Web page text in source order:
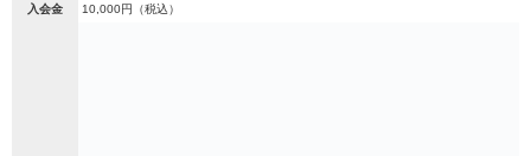
入会金 10,000円（税込）